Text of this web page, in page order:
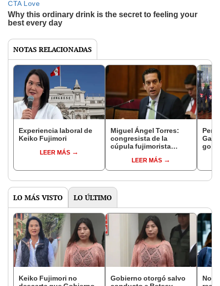
NOTAS RELACIONADAS
Experiencia laboral de
Keiko Fujimori
LEER MÁS
Miguel Ángel Torres:
congresista de la
cúpula fujimorista
del SenadoLEER MÁS
LO MÁS VISTO LO ÚLTIMO
Keiko Fujimori no
Gobierno otorgó salvo